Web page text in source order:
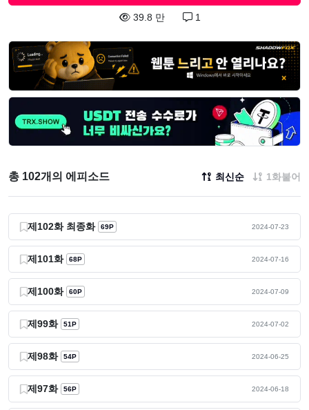
39.8 만 1
총 102개의 에피소드 최신순 1화붙어
제102화 최종화 69P 2024-07-23
제101화 68P 2024-07-16
제100화 60P 2024-07-09
제99화 51P 2024-07-02
제98화 54P 2024-06-25
제97화 56P 2024-06-18